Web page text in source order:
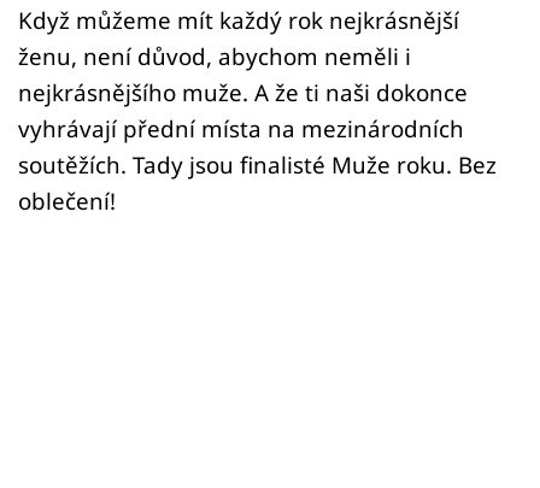
Sledujte nás
Když můžeme mít každý rok nejkrásnější
ženu, není důvod, abychom neměli i
nejkrásnějšího muže. A že ti naši dokonce
vyhrávají přední místa na mezinárodních
soutěžích. Tady jsou finalisté Muže roku. Bez
oblečení!